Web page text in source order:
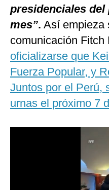
Internacional
Tecnología
Mix
G de Gestión
Notas Contratadas
presidenciales
mes”. Así empieza
comunicación Fitch
oficializarse que
Fuerza Popular, y
Juntos por el Perú,
urnas el próximo 7